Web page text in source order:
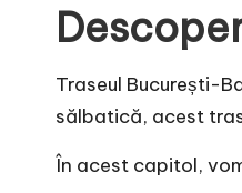
Traseul București-
sălbatică, acest
În acest capitol,